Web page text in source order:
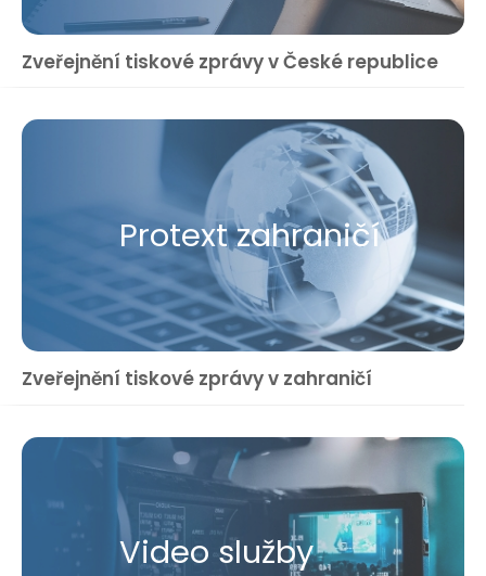
Zveřejnění tiskové zprávy v České republice
Protext zahraničí
Zveřejnění tiskové zprávy v zahraničí
Video služby